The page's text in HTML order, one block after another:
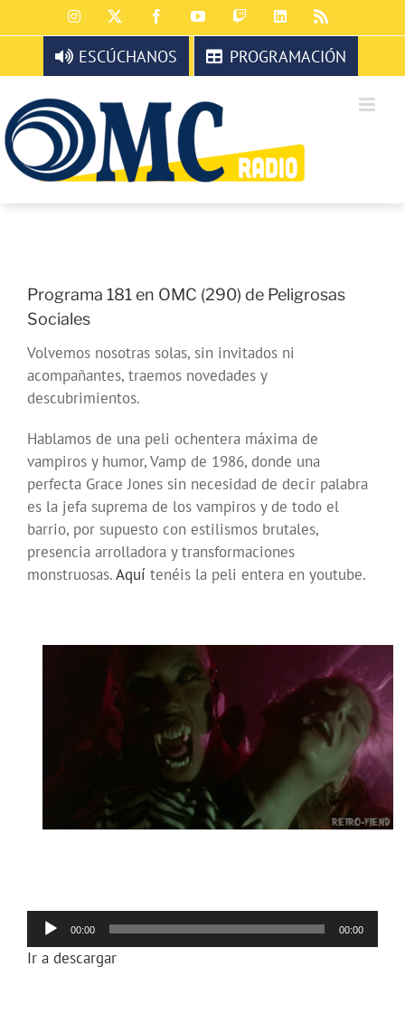
al
contenido
Instagram FacebookYouTubeTwitchLinkedIn
ESCÚCHANOS PROGRAMACIÓN
Programa 181 en OMC (290) de Peligrosas
Sociales
Volvemos nosotras solas, sin invitados ni
acompañantes, traemos novedades y
descubrimientos.
Hablamos de una peli ochentera máxima de
vampiros y humor, Vamp de 1986, donde una
perfecta Grace Jones sin necesidad de decir palabra
es la jefa suprema de los vampiros y de todo el
barrio, por supuesto con estilismos brutales,
presencia arrolladora y transformaciones
monstruosas.Aquí tenéis la peli entera en youtube.
Reproductor
de
audio
00:00 00:00
Ir a descargar